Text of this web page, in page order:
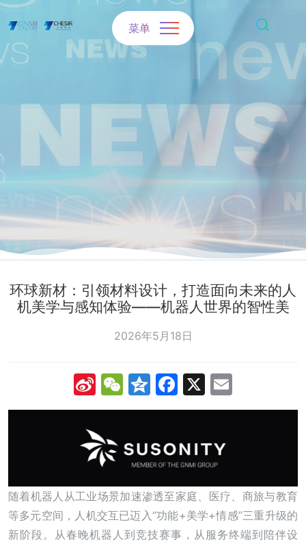
菜单
环球新材：引领材料设计，打造面向未来的人
机美学与感知体验——机器人世界的智性美
2026年5月18日
Sina
Weibo
WeChat
Qzone
Facebook
X
随着机器人从工业场景加速渗透至家庭、医疗、商旅与教育
等多元空间，人机交互已迈入“功能+美学+情感”三重升级的
新阶段。从春晚机器人到竞技赛事，从服务终端到陪伴设